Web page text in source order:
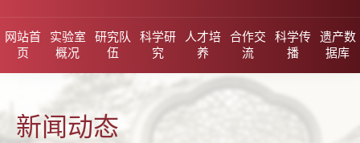
网站首
页
实验室
概况
研究队
伍
科学研
究
人才培
养
合作交
流
科学传
播
遗产数
据库
新闻动态